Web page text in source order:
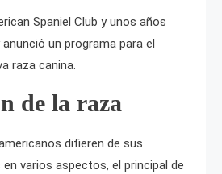
Spaniel Club y unos años
un programa para el
raza canina.
de la raza
difieren de sus
varios aspectos, el principal de